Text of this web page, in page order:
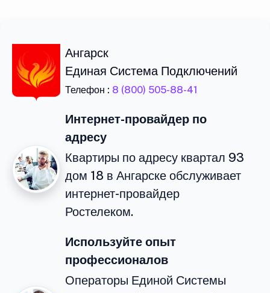
Ангарск
Единая Система Подключений
Телефон : 8 (800) 505-88-41
Интернет-провайдер по
адресу
Квартиры по адресу квартал 93
дом 18 в Ангарске обслуживает
интернет-провайдер
Ростелеком.
Используйте опыт
профессионалов
Операторы Единой Системы